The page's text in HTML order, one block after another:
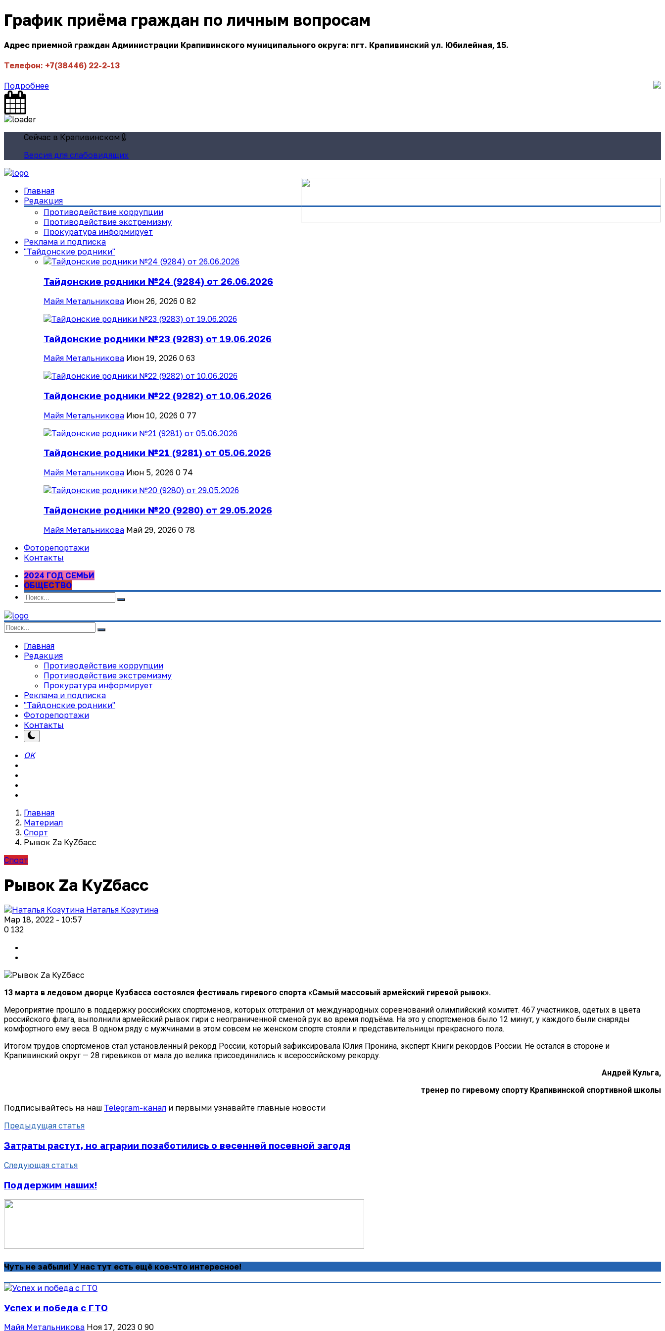
График приёма граждан по личным вопросам
Адрес приемной граждан Администрации Крапивинского муниципального округа: пгт. Крапивинский ул. Юбилейная, 15.
Телефон: +7(38446) 22-2-13
Подробнее
Сейчас в Крапивинском
Версия для слабовидящих
Главная
Редакция
Противодействие коррупции
Противодействие экстремизму
Прокуратура информирует
Реклама и подписка
"Тайдонские родники"
Тайдонские родники №24 (9284) от 26.06.2026
Майя Метальникова Июн 26, 2026 0 82
Тайдонские родники №23 (9283) от 19.06.2026
Майя Метальникова Июн 19, 2026 0 63
Тайдонские родники №22 (9282) от 10.06.2026
Майя Метальникова Июн 10, 2026 0 77
Тайдонские родники №21 (9281) от 05.06.2026
Майя Метальникова Июн 5, 2026 0 74
Тайдонские родники №20 (9280) от 29.05.2026
Майя Метальникова Май 29, 2026 0 78
Фоторепортажи
Контакты
2024 ГОД СЕМЬИ
ОБЩЕСТВО
Главная
Редакция
Противодействие коррупции
Противодействие экстремизму
Прокуратура информирует
Реклама и подписка
"Тайдонские родники"
Фоторепортажи
Контакты
OK
Главная
Материал
Спорт
Рывок Zа КуZбасс
Спорт
Рывок Zа КуZбасс
Наталья Козутина
Мар 18, 2022 - 10:57
0 132
13 марта в ледовом дворце Кузбасса состоялся фестиваль гиревого спорта «Самый массовый армейский гиревой рывок».
Мероприятие прошло в поддержку российских спортсменов, которых отстранил от международных соревнований олимпийский комитет. 467 участников, одетых в цвета
российского флага, выполнили армейский рывок гири с неограниченной сменой рук во время подъёма. На это у спортсменов было 12 минут, у каждого были снаряды
комфортного ему веса. В одном ряду с мужчинами в этом совсем не женском спорте стояли и представительницы прекрасного пола.
Итогом трудов спортсменов стал установленный рекорд России, который зафиксировала Юлия Пронина, эксперт Книги рекордов России. Не остался в стороне и
Крапивинский округ — 28 гиревиков от мала до велика присоединились к всероссийскому рекорду.
Андрей Кульга,
тренер по гиревому спорту Крапивинской спортивной школы
Подписывайтесь на наш Telegram-канал и первыми узнавайте главные новости
Предыдущая статья
Затраты растут, но аграрии позаботились о весенней посевной загодя
Следующая статья
Поддержим наших!
Чуть не забыли! У нас тут есть ещё кое-что интересное!
Успех и победа с ГТО
Майя Метальникова Ноя 17, 2023 0 90